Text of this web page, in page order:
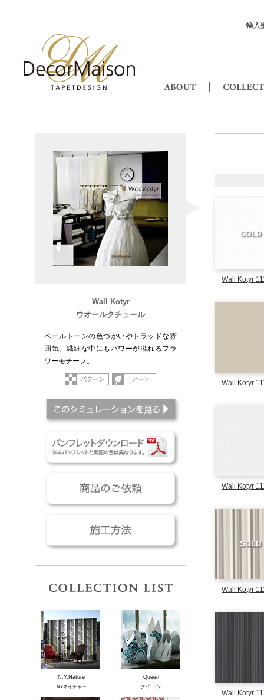
輸入
SOLD
Wall Kotyr
Wall Kotyr
Wall Kotyr
SOLD
Wall Kotyr
Wall Kotyr
Wall Kotyr
ウオールクチュール
ペールトーンの色づかいやトラッドな雰
囲気。繊細な中にもパワーが溢れるフラ
ワーモチーフ。
パターン
N.Y.Nature
NYネイチャー
Queen
クイーン